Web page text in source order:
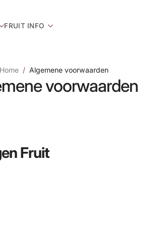
FRUIT INFO
Home Algemene voorwaarden
voorwaarden
Fruit